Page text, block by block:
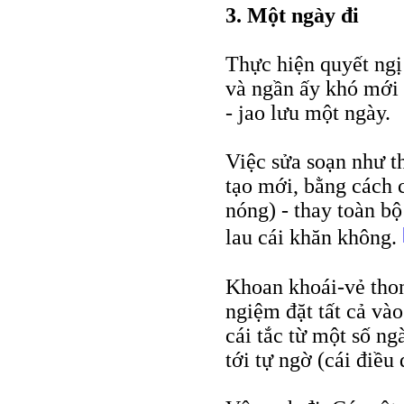
3. Một ngày đi
Thực hiện quyết
và ngần ấy khó
- jao lưu một ngày.
Việc sửa soạn như
tạo mới, bằng cách
nóng) - thay toàn
lau cái khăn không.
Khoan khoái-vẻ
ngiệm đặt tất cả
cái tắc từ một số
tới tự ngờ (cái điều